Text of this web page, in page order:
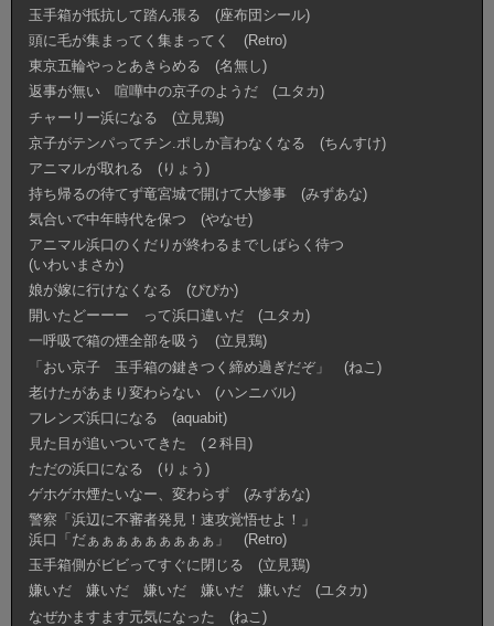
玉手箱が抵抗して踏ん張る (座布団シール)
頭に毛が集まってく集まってく (Retro)
東京五輪やっとあきらめる (名無し)
返事が無い 喧嘩中の京子のようだ (ユタカ)
チャーリー浜になる (立見鶏)
京子がテンパってチン.ポしか言わなくなる (ちんすけ)
アニマルが取れる (りょう)
持ち帰るの待てず竜宮城で開けて大惨事 (みずあな)
気合いで中年時代を保つ (やなせ)
アニマル浜口のくだりが終わるまでしばらく待つ
(いわいまさか)
娘が嫁に行けなくなる (ぴぴか)
開いたどーーー って浜口違いだ (ユタカ)
一呼吸で箱の煙全部を吸う (立見鶏)
「おい京子 玉手箱の鍵きつく締め過ぎだぞ」 (ねこ)
老けたがあまり変わらない (ハンニバル)
フレンズ浜口になる (aquabit)
見た目が追いついてきた (２科目)
ただの浜口になる (りょう)
ゲホゲホ煙たいなー、変わらず (みずあな)
警察「浜辺に不審者発見！速攻覚悟せよ！」
浜口「だぁぁぁぁぁぁぁぁぁ」 (Retro)
玉手箱側がビビってすぐに閉じる (立見鶏)
嫌いだ 嫌いだ 嫌いだ 嫌いだ 嫌いだ (ユタカ)
なぜかますます元気になった (ねこ)